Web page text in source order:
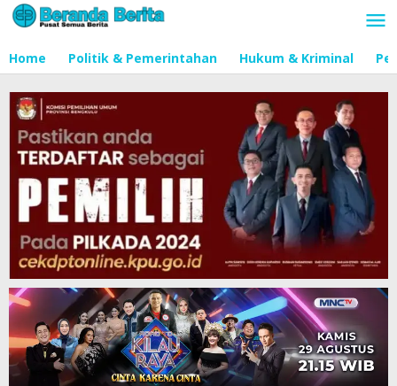
Lewati
ke
Home Politik & Pemerintahan Hukum & Kriminal